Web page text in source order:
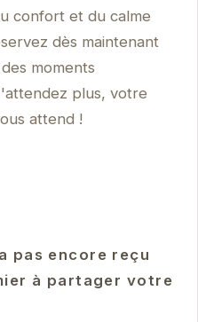
confort et du calme
dès maintenant
moments
plus, votre
attend !
pas encore reçu
à partager votre